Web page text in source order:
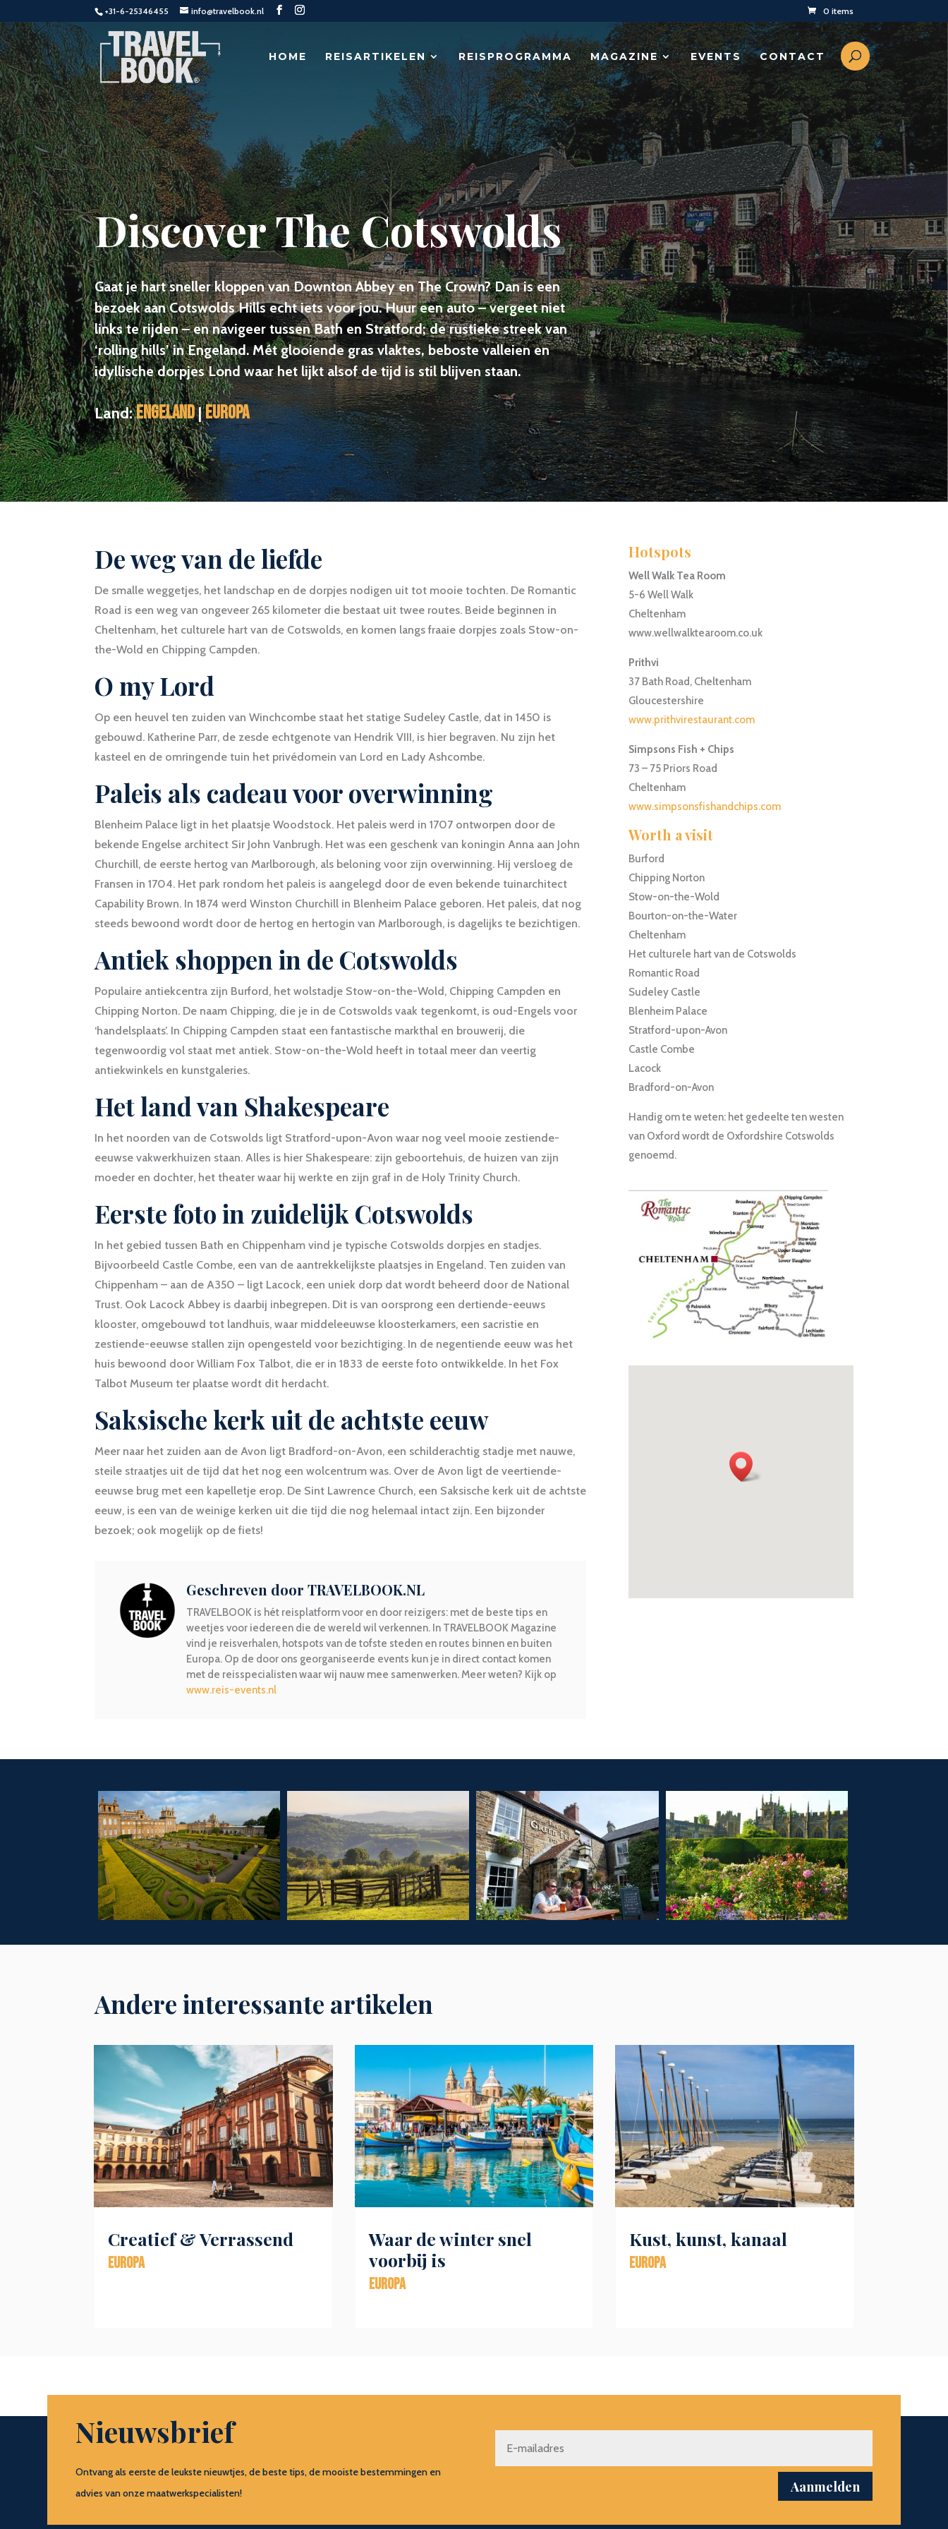
+31-6-25346455 info@travelbook.nl 0 items
HOME REISARTIKELEN REISPROGRAMMA MAGAZINE EVENTS CONTACT
Discover The Cotswolds
Gaat je hart sneller kloppen van Downton Abbey en The Crown? Dan is een
bezoek aan Cotswolds Hills echt iets voor jou. Huur een auto – vergeet niet
links te rijden – en navigeer tussen Bath en Stratford; de rustieke streek van
‘rolling hills’ in Engeland. Mét glooiende gras vlaktes, beboste valleien en
idyllische dorpjes Lond waar het lijkt alsof de tijd is stil blijven staan.
Land:Engeland|Europa
De weg van de liefde
De smalle weggetjes, het landschap en de dorpjes nodigen uit tot mooie tochten. De Romantic
Road is een weg van ongeveer 265 kilometer die bestaat uit twee routes. Beide beginnen in
Cheltenham, het culturele hart van de Cotswolds, en komen langs fraaie dorpjes zoals Stow-on-
the-Wold en Chipping Campden.
O my Lord
Op een heuvel ten zuiden van Winchcombe staat het statige Sudeley Castle, dat in 1450 is
gebouwd. Katherine Parr, de zesde echtgenote van Hendrik VIII, is hier begraven. Nu zijn het
kasteel en de omringende tuin het privédomein van Lord en Lady Ashcombe.
Paleis als cadeau voor overwinning
Blenheim Palace ligt in het plaatsje Woodstock. Het paleis werd in 1707 ontworpen door de
bekende Engelse architect Sir John Vanbrugh. Het was een geschenk van koningin Anna aan John
Churchill, de eerste hertog van Marlborough, als beloning voor zijn overwinning. Hij versloeg de
Fransen in 1704. Het park rondom het paleis is aangelegd door de even bekende tuinarchitect
Capability Brown. In 1874 werd Winston Churchill in Blenheim Palace geboren. Het paleis, dat nog
steeds bewoond wordt door de hertog en hertogin van Marlborough, is dagelijks te bezichtigen.
Antiek shoppen in de Cotswolds
Populaire antiekcentra zijn Burford, het wolstadje Stow-on-the-Wold, Chipping Campden en
Chipping Norton. De naam Chipping, die je in de Cotswolds vaak tegenkomt, is oud-Engels voor
‘handelsplaats’. In Chipping Campden staat een fantastische markthal en brouwerij, die
tegenwoordig vol staat met antiek. Stow-on-the-Wold heeft in totaal meer dan veertig
antiekwinkels en kunstgaleries.
Het land van Shakespeare
In het noorden van de Cotswolds ligt Stratford-upon-Avon waar nog veel mooie zestiende-
eeuwse vakwerkhuizen staan. Alles is hier Shakespeare: zijn geboortehuis, de huizen van zijn
moeder en dochter, het theater waar hij werkte en zijn graf in de Holy Trinity Church.
Eerste foto in zuidelijk Cotswolds
In het gebied tussen Bath en Chippenham vind je typische Cotswolds dorpjes en stadjes.
Bijvoorbeeld Castle Combe, een van de aantrekkelijkste plaatsjes in Engeland. Ten zuiden van
Chippenham – aan de A350 – ligt Lacock, een uniek dorp dat wordt beheerd door de National
Trust. Ook Lacock Abbey is daarbij inbegrepen. Dit is van oorsprong een dertiende-eeuws
klooster, omgebouwd tot landhuis, waar middeleeuwse kloosterkamers, een sacristie en
zestiende-eeuwse stallen zijn opengesteld voor bezichtiging. In de negentiende eeuw was het
huis bewoond door William Fox Talbot, die er in 1833 de eerste foto ontwikkelde. In het Fox
Talbot Museum ter plaatse wordt dit herdacht.
Saksische kerk uit de achtste eeuw
Meer naar het zuiden aan de Avon ligt Bradford-on-Avon, een schilderachtig stadje met nauwe,
steile straatjes uit de tijd dat het nog een wolcentrum was. Over de Avon ligt de veertiende-
eeuwse brug met een kapelletje erop. De Sint Lawrence Church, een Saksische kerk uit de achtste
eeuw, is een van de weinige kerken uit die tijd die nog helemaal intact zijn. Een bijzonder
bezoek; ook mogelijk op de fiets!
Geschreven door TRAVELBOOK.NL
TRAVELBOOK is hét reisplatform voor en door reizigers: met de beste tips en
weetjes voor iedereen die de wereld wil verkennen. In TRAVELBOOK Magazine
vind je reisverhalen, hotspots van de tofste steden en routes binnen en buiten
Europa. Op de door ons georganiseerde events kun je in direct contact komen
met de reisspecialisten waar wij nauw mee samenwerken. Meer weten? Kijk op
www.reis-events.nl
Hotspots
Well Walk Tea Room
5-6 Well Walk
Cheltenham
www.wellwalktearoom.co.uk
Prithvi
37 Bath Road, Cheltenham
Gloucestershire
www.prithvirestaurant.com
Simpsons Fish + Chips
73 – 75 Priors Road
Cheltenham
www.simpsonsfishandchips.com
Worth a visit
Burford
Chipping Norton
Stow-on-the-Wold
Bourton-on-the-Water
Cheltenham
Het culturele hart van de Cotswolds
Romantic Road
Sudeley Castle
Blenheim Palace
Stratford-upon-Avon
Castle Combe
Lacock
Bradford-on-Avon
Handig om te weten: het gedeelte ten westen
van Oxford wordt de Oxfordshire Cotswolds
genoemd.
Andere interessante artikelen
Creatief & Verrassend
Europa
Waar de winter snel
voorbij is
Europa
Kust, kunst, kanaal
Europa
Nieuwsbrief
Ontvang als eerste de leukste nieuwtjes, de beste tips, de mooiste bestemmingen en
advies van onze maatwerkspecialisten!
Aanmelden